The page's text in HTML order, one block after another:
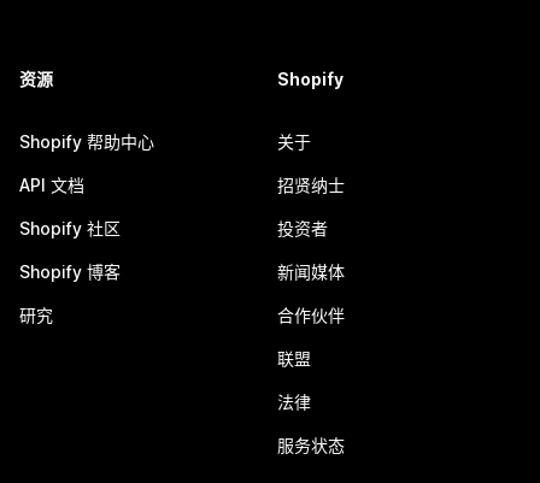
资源
Shopify 帮助中心
API 文档
Shopify 社区
Shopify 博客
研究
Shopify
关于
招贤纳士
投资者
新闻媒体
合作伙伴
联盟
法律
服务状态